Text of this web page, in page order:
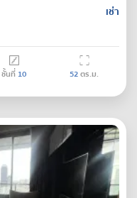
เช่า
ชั้นที่ 10 52ตร.ม.